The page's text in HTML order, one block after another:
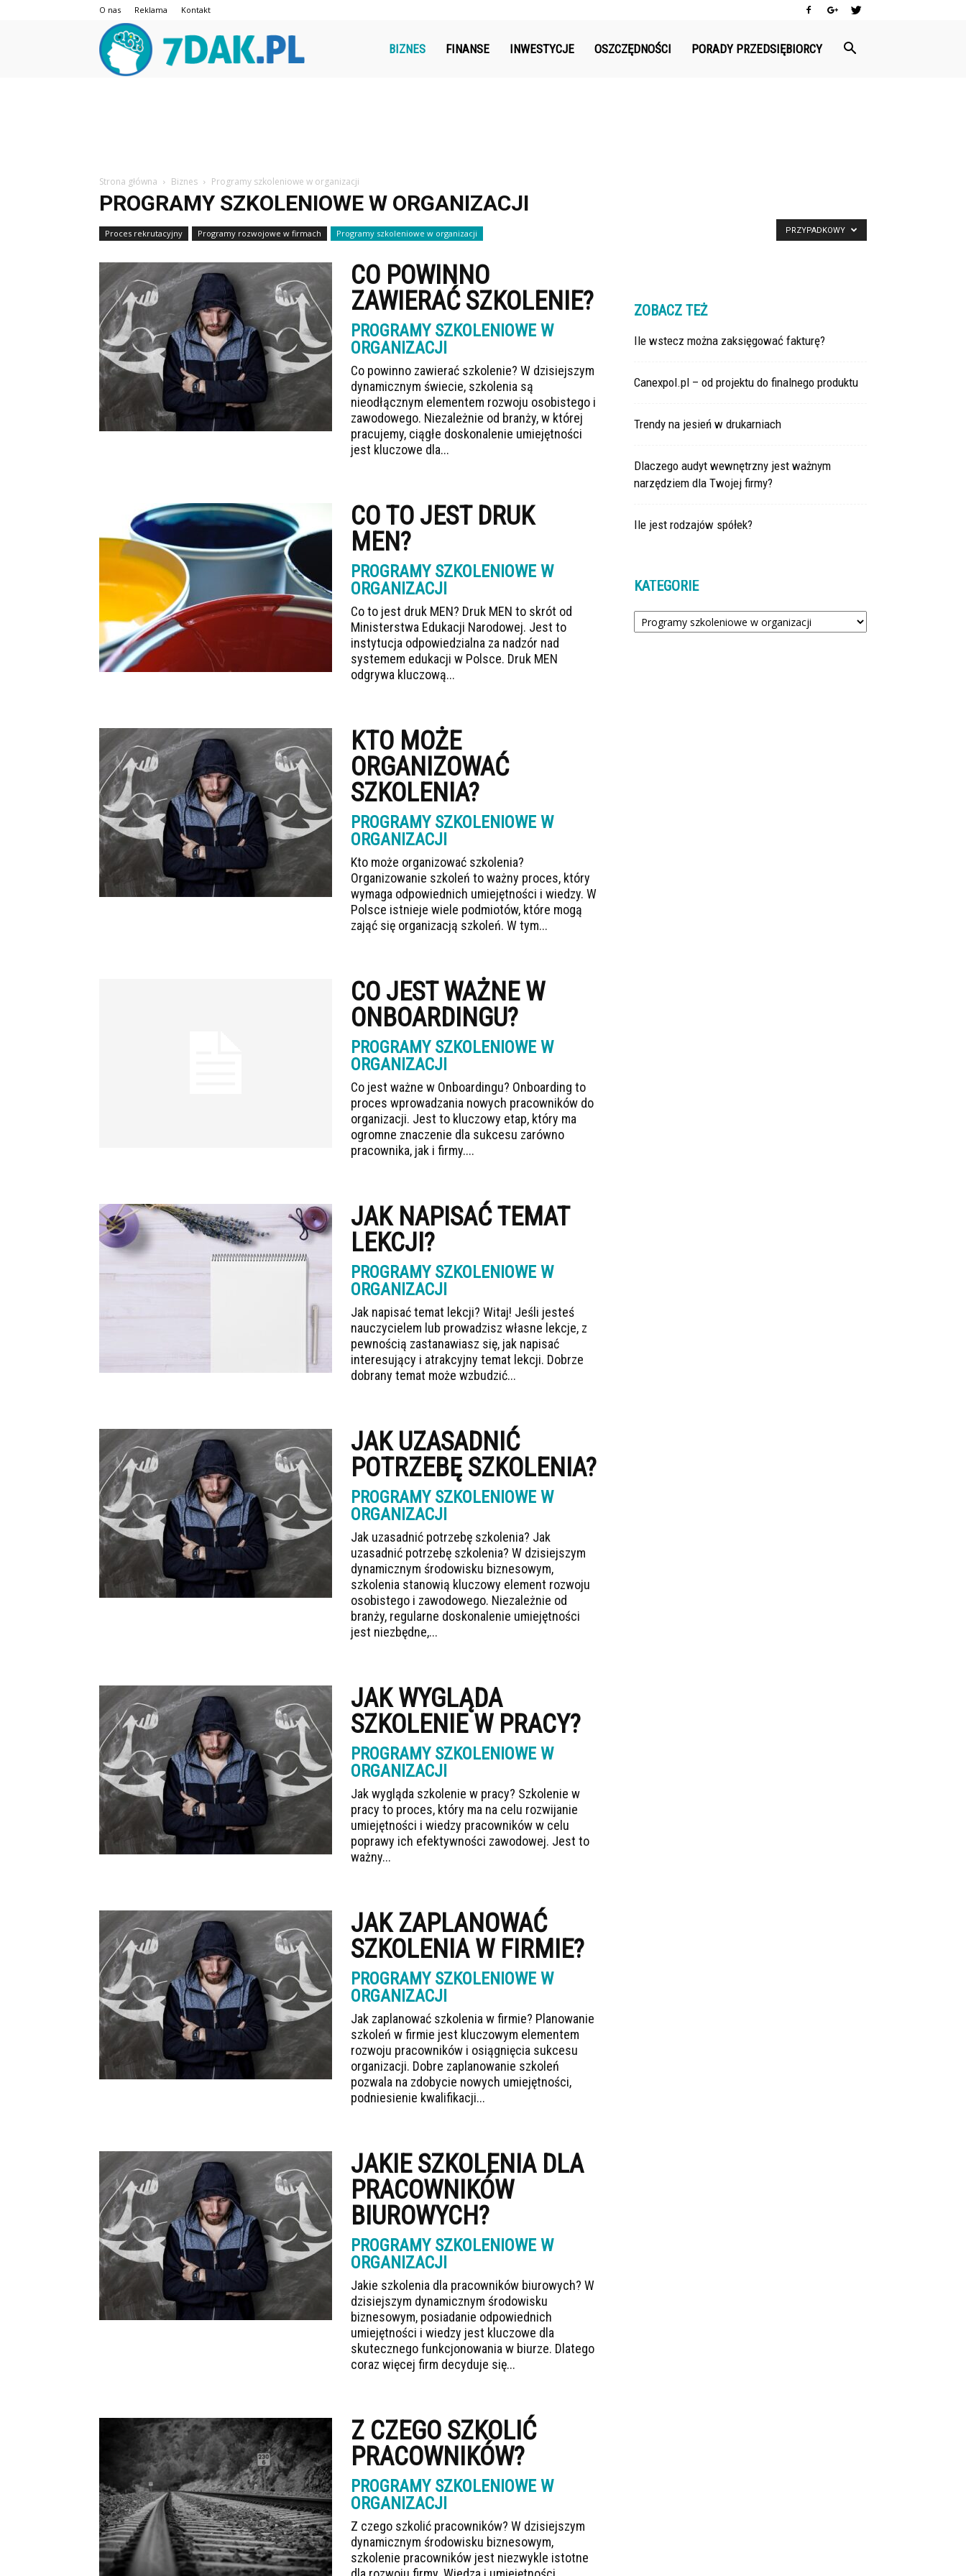
O nas Reklama Kontakt
BIZNES FINANSE INWESTYCJE OSZCZĘDNOŚCI PORADY PRZEDSIĘBIORCY
Strona główna Biznes Programy szkoleniowe w organizacji
PROGRAMY SZKOLENIOWE W ORGANIZACJI
Proces rekrutacyjny Programy rozwojowe w firmach Programy szkoleniowe w organizacji PRZYPADKOWY
CO POWINNO
ZAWIERAĆ SZKOLENIE?
PROGRAMY SZKOLENIOWE W
ORGANIZACJI
Co powinno zawierać szkolenie? W dzisiejszym
dynamicznym świecie, szkolenia są
nieodłącznym elementem rozwoju osobistego i
zawodowego. Niezależnie od branży, w której
pracujemy, ciągłe doskonalenie umiejętności
jest kluczowe dla...
CO TO JEST DRUK
MEN?
PROGRAMY SZKOLENIOWE W
ORGANIZACJI
Co to jest druk MEN? Druk MEN to skrót od
Ministerstwa Edukacji Narodowej. Jest to
instytucja odpowiedzialna za nadzór nad
systemem edukacji w Polsce. Druk MEN
odgrywa kluczową...
KTO MOŻE
ORGANIZOWAĆ
SZKOLENIA?
PROGRAMY SZKOLENIOWE W
ORGANIZACJI
Kto może organizować szkolenia?
Organizowanie szkoleń to ważny proces, który
wymaga odpowiednich umiejętności i wiedzy. W
Polsce istnieje wiele podmiotów, które mogą
zająć się organizacją szkoleń. W tym...
CO JEST WAŻNE W
ONBOARDINGU?
PROGRAMY SZKOLENIOWE W
ORGANIZACJI
Co jest ważne w Onboardingu? Onboarding to
proces wprowadzania nowych pracowników do
organizacji. Jest to kluczowy etap, który ma
ogromne znaczenie dla sukcesu zarówno
pracownika, jak i firmy....
JAK NAPISAĆ TEMAT
LEKCJI?
PROGRAMY SZKOLENIOWE W
ORGANIZACJI
Jak napisać temat lekcji? Witaj! Jeśli jesteś
nauczycielem lub prowadzisz własne lekcje, z
pewnością zastanawiasz się, jak napisać
interesujący i atrakcyjny temat lekcji. Dobrze
dobrany temat może wzbudzić...
JAK UZASADNIĆ
POTRZEBĘ SZKOLENIA?
PROGRAMY SZKOLENIOWE W
ORGANIZACJI
Jak uzasadnić potrzebę szkolenia? Jak
uzasadnić potrzebę szkolenia? W dzisiejszym
dynamicznym środowisku biznesowym,
szkolenia stanowią kluczowy element rozwoju
osobistego i zawodowego. Niezależnie od
branży, regularne doskonalenie umiejętności
jest niezbędne,...
JAK WYGLĄDA
SZKOLENIE W PRACY?
PROGRAMY SZKOLENIOWE W
ORGANIZACJI
Jak wygląda szkolenie w pracy? Szkolenie w
pracy to proces, który ma na celu rozwijanie
umiejętności i wiedzy pracowników w celu
poprawy ich efektywności zawodowej. Jest to
ważny...
JAK ZAPLANOWAĆ
SZKOLENIA W FIRMIE?
PROGRAMY SZKOLENIOWE W
ORGANIZACJI
Jak zaplanować szkolenia w firmie? Planowanie
szkoleń w firmie jest kluczowym elementem
rozwoju pracowników i osiągnięcia sukcesu
organizacji. Dobre zaplanowanie szkoleń
pozwala na zdobycie nowych umiejętności,
podniesienie kwalifikacji...
JAKIE SZKOLENIA DLA
PRACOWNIKÓW
BIUROWYCH?
PROGRAMY SZKOLENIOWE W
ORGANIZACJI
Jakie szkolenia dla pracowników biurowych? W
dzisiejszym dynamicznym środowisku
biznesowym, posiadanie odpowiednich
umiejętności i wiedzy jest kluczowe dla
skutecznego funkcjonowania w biurze. Dlatego
coraz więcej firm decyduje się...
Z CZEGO SZKOLIĆ
PRACOWNIKÓW?
PROGRAMY SZKOLENIOWE W
ORGANIZACJI
Z czego szkolić pracowników? W dzisiejszym
dynamicznym środowisku biznesowym,
szkolenie pracowników jest niezwykle istotne
ZOBACZ TEŻ
Ile wstecz można zaksięgować fakturę?
Canexpol.pl – od projektu do finalnego produktu
Trendy na jesień w drukarniach
Dlaczego audyt wewnętrzny jest ważnym
narzędziem dla Twojej firmy?
Ile jest rodzajów spółek?
KATEGORIE
Kategorie